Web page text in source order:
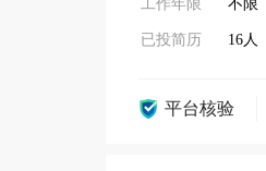
工作年限 不限
已投简历 16人
平台核验